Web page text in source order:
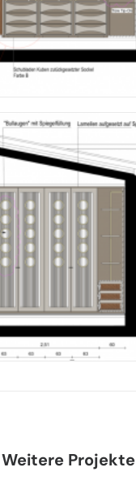
Weitere Projekte